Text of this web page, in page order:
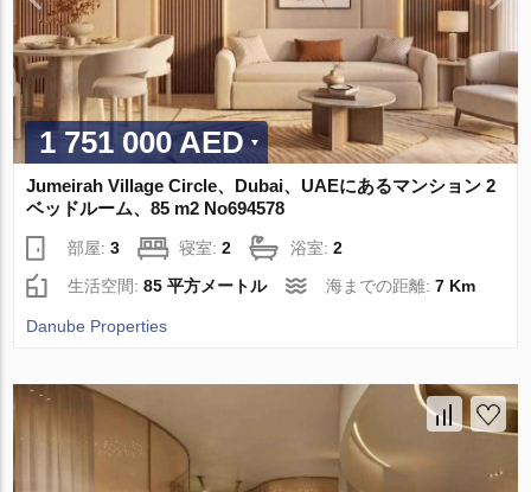
1 751 000 AED
Jumeirah Village Circle、Dubai、UAEにあるマンション 2
ベッドルーム、85 m2 No694578
部屋:3 寝室:2 浴室:2
生活空間:85 平方メートル 海までの距離:7 Km
Danube Properties